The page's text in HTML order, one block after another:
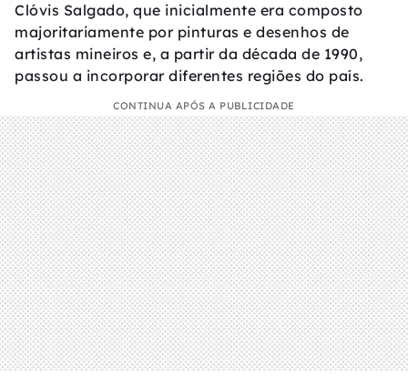
Clóvis Salgado, que inicialmente era composto
majoritariamente por pinturas e desenhos de
artistas mineiros e, a partir da década de 1990,
passou a incorporar diferentes regiões do país.
CONTINUA APÓS A PUBLICIDADE